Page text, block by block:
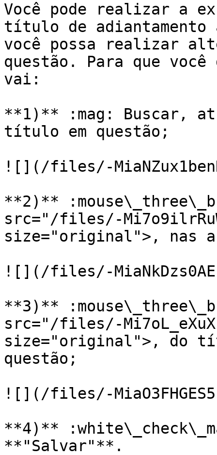
Você pode realizar a
título de adiantamento
você possa realizar
questão. Para que
vai:
**1)** :mag: Buscar,
título em questão;
![](/files/-
**2)**
src="/files/-
size="original">, nas
![](/files/-
**3)**
src="/files/-
size="original">, do
questão;
![](/files/-
**4)**
**"Salvar"**.